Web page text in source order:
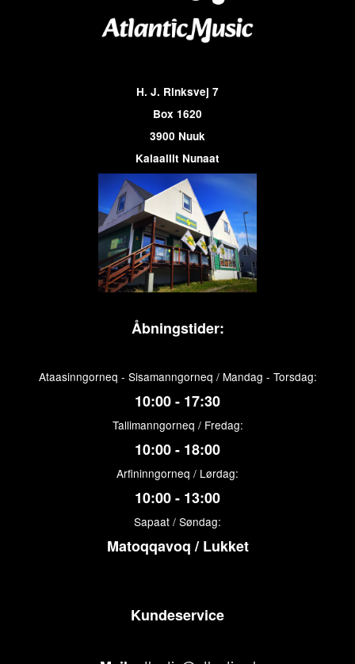
H. J. Rinksvej 7
Box 1620
3900 Nuuk
Kalaallit Nunaat
Åbningstider:
Ataasinngorneq - Sisamanngorneq / Mandag - Torsdag:
10:00 - 17:30
Tallimanngorneq / Fredag:
10:00 - 18:00
Arfininngorneq / Lørdag:
10:00 - 13:00
Sapaat / Søndag:
Matoqqavoq / Lukket
Kundeservice